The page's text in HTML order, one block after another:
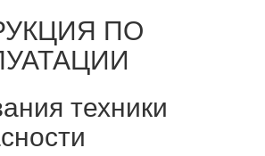
ПО
техники